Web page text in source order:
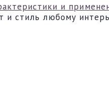
и
и стиль любому